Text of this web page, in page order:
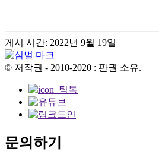
게시 시간: 2022년 9월 19일
© 저작권 - 2010-2020 : 판권 소유.
문의하기